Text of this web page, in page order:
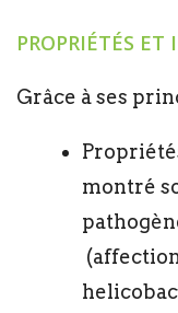
PROPRIÉTÉS
Grâce à ses
montré